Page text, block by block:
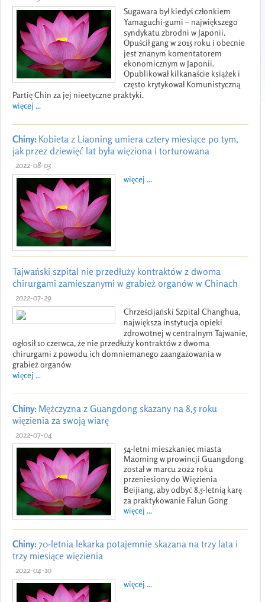
Sugawara był kiedyś członkiem
Yamaguchi-gumi – największego
syndykatu zbrodni w Japonii.
Opuścił gang w 2015 roku i obecnie
jest znanym komentatorem
ekonomicznym w Japonii.
Opublikował kilkanaście książek i
często krytykował Komunistyczną
Partię Chin za jej nieetyczne praktyki.
więcej ...
Chiny: Kobieta z Liaoning umiera cztery miesiące po tym,
jak przez dziewięć lat była więziona i torturowana
2022-08-03
więcej ...
Tajwański szpital nie przedłuży kontraktów z dwoma
chirurgami zamieszanymi w grabież organów w Chinach
2022-07-29
Chrześcijański Szpital Changhua,
największa instytucja opieki
zdrowotnej w centralnym Tajwanie,
ogłosił 10 czerwca, że nie przedłuży kontraktów z dwoma
chirurgami z powodu ich domniemanego zaangażowania w
grabież organów
więcej ...
Chiny: Mężczyzna z Guangdong skazany na 8,5 roku
więzienia za swoją wiarę
2022-07-04
54-letni mieszkaniec miasta
Maoming w prowincji Guangdong
został w marcu 2022 roku
przeniesiony do Więzienia
Beijiang, aby odbyć 8,5-letnią karę
za praktykowanie Falun Gong
więcej ...
Chiny:70-letnia lekarka potajemnie skazana na trzy lata i
trzy miesiące więzienia
2022-04-10
więcej ...